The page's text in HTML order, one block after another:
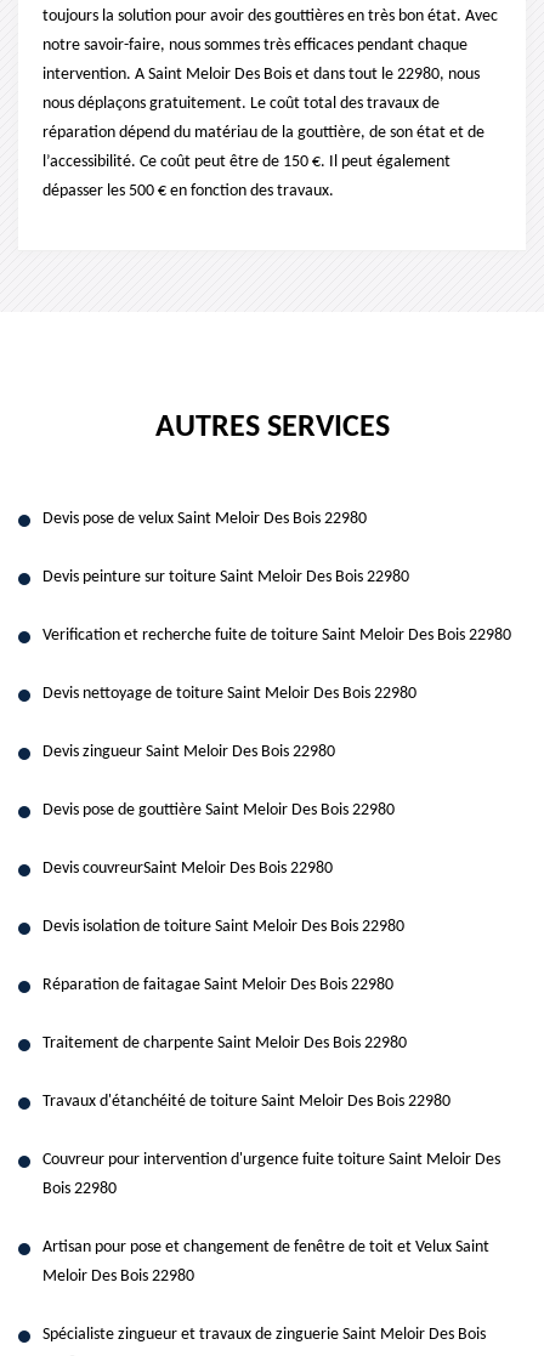
toujours la solution pour avoir des gouttières en très bon état. Avec
notre savoir-faire, nous sommes très efficaces pendant chaque
intervention. A Saint Meloir Des Bois et dans tout le 22980, nous
nous déplaçons gratuitement. Le coût total des travaux de
réparation dépend du matériau de la gouttière, de son état et de
l’accessibilité. Ce coût peut être de 150 €. Il peut également
dépasser les 500 € en fonction des travaux.
AUTRES SERVICES
Devis pose de velux Saint Meloir Des Bois 22980
Devis peinture sur toiture Saint Meloir Des Bois 22980
Verification et recherche fuite de toiture Saint Meloir Des Bois 22980
Devis nettoyage de toiture Saint Meloir Des Bois 22980
Devis zingueur Saint Meloir Des Bois 22980
Devis pose de gouttière Saint Meloir Des Bois 22980
Devis couvreurSaint Meloir Des Bois 22980
Devis isolation de toiture Saint Meloir Des Bois 22980
Réparation de faitagae Saint Meloir Des Bois 22980
Traitement de charpente Saint Meloir Des Bois 22980
Travaux d'étanchéité de toiture Saint Meloir Des Bois 22980
Couvreur pour intervention d'urgence fuite toiture Saint Meloir Des
Bois 22980
Artisan pour pose et changement de fenêtre de toit et Velux Saint
Meloir Des Bois 22980
Spécialiste zingueur et travaux de zinguerie Saint Meloir Des Bois